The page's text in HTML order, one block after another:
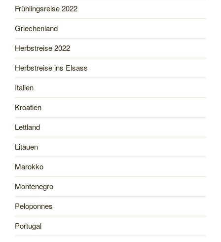
Frühlingsreise 2022
Griechenland
Herbstreise 2022
Herbstreise ins Elsass
Italien
Kroatien
Lettland
Litauen
Marokko
Montenegro
Peloponnes
Portugal